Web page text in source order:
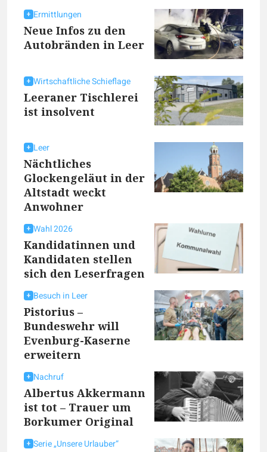
Ermittlungen
Neue Infos zu den
Autobränden in Leer
Wirtschaftliche Schieflage
Leeraner Tischlerei
ist insolvent
Leer
Nächtliches
Glockengeläut in der
Altstadt weckt
Anwohner
Wahl 2026
Kandidatinnen und
Kandidaten stellen
sich den Leserfragen
Besuch in Leer
Pistorius –
Bundeswehr will
Evenburg-Kaserne
erweitern
Nachruf
Albertus Akkermann
ist tot – Trauer um
Borkumer Original
Serie „Unsere Urlauber“